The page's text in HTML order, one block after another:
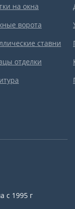
на окна
ворота
ставни
отделки
с 1995 г